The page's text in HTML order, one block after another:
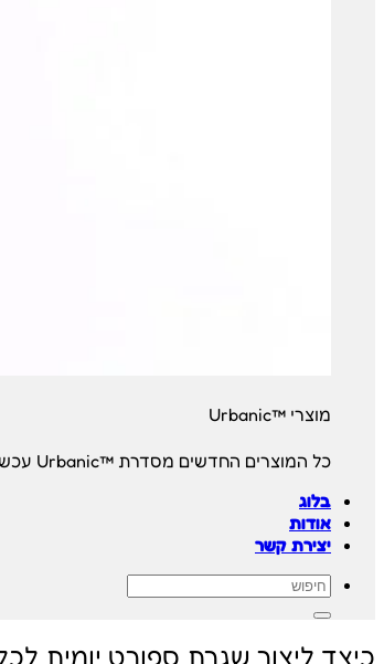
מוצרי ™Urbanic
כל המוצרים החדשים מסדרת ™Urbanic עכשיו באתר!
בלוג
אודות
יצירת קשר
חיפוש
עבור:
כיצד ליצור שגרת ספורט יומית